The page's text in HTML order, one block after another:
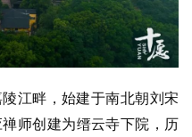
江畔，始建于南北朝刘宋
禅师创建为缙云寺下院，历